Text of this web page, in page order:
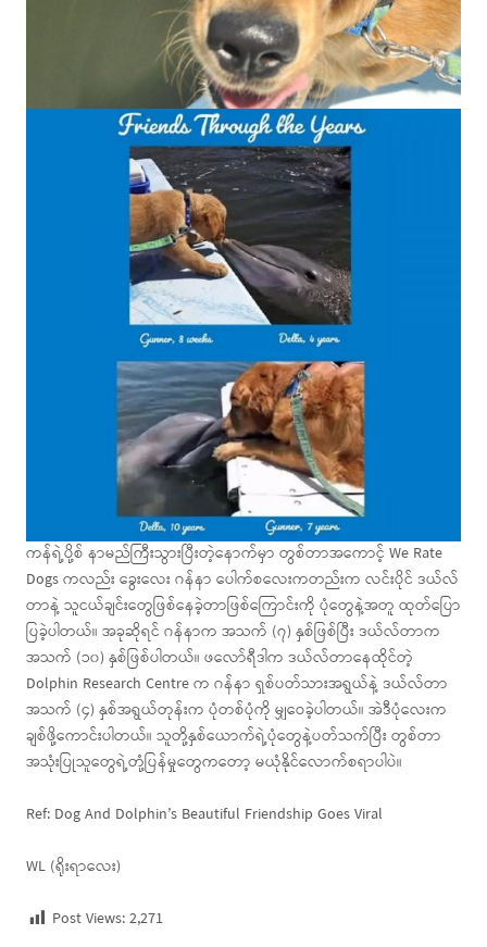
ကန်ရဲ့ပို့စ် နာမည်ကြီးသွားပြီးတဲ့နောက်မှာ တွစ်တာအကောင့် We Rate
Dogs ကလည်း ခွေးလေး ဂန်နာ ပေါက်စလေးကတည်းက လင်းပိုင် ဒယ်လ်
တာနဲ့ သူငယ်ချင်းတွေဖြစ်နေခဲ့တာဖြစ်ကြောင်းကို ပုံတွေနဲ့အတူ ထုတ်ပြော
ပြခဲ့ပါတယ်။ အခုဆိုရင် ဂန်နာက အသက် (၇) နှစ်ဖြစ်ပြီး ဒယ်လ်တာက
အသက် (၁၀) နှစ်ဖြစ်ပါတယ်။ ဖလော်ရီဒါက ဒယ်လ်တာနေထိုင်တဲ့
Dolphin Research Centre က ဂန်နာ ရှစ်ပတ်သားအရွယ်နဲ့ ဒယ်လ်တာ
အသက် (၄) နှစ်အရွယ်တုန်းက ပုံတစ်ပုံကို မျှဝေခဲ့ပါတယ်။ အဲဒီပုံလေးက
ချစ်ဖို့ကောင်းပါတယ်။ သူတို့နှစ်ယောက်ရဲ့ပုံတွေနဲ့ပတ်သက်ပြီး တွစ်တာ
အသုံးပြုသူတွေရဲ့တုံ့ပြန်မှုတွေကတော့ မယုံနိုင်လောက်စရာပါပဲ။
Ref: Dog And Dolphin’s Beautiful Friendship Goes Viral
WL (ရိုးရာလေး)
Post Views:2,271